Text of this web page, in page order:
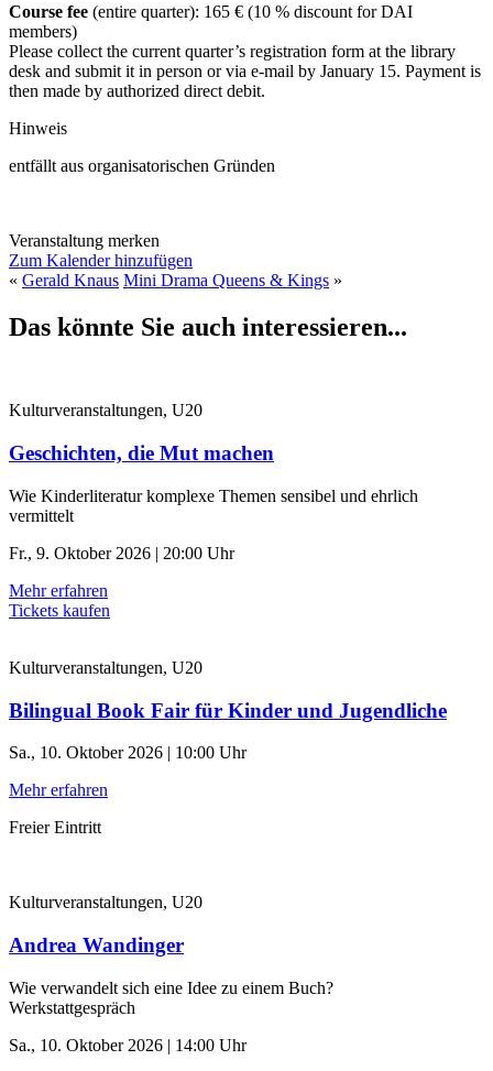
Course fee (entire quarter): 165 € (10 % discount for DAI
members)
Please collect the current quarter’s registration form at the library
desk and submit it in person or via e-mail by January 15. Payment is
then made by authorized direct debit.
Hinweis
entfällt aus organisatorischen Gründen
Veranstaltung merken
Zum Kalender hinzufügen
« Gerald Knaus Mini Drama Queens & Kings »
Das könnte Sie auch interessieren...
Kulturveranstaltungen, U20
Geschichten, die Mut machen
Wie Kinderliteratur komplexe Themen sensibel und ehrlich
vermittelt
Fr., 9. Oktober 2026 | 20:00 Uhr
Mehr erfahren
Tickets kaufen
Kulturveranstaltungen, U20
Bilingual Book Fair für Kinder und Jugendliche
Sa., 10. Oktober 2026 | 10:00 Uhr
Mehr erfahren
Freier Eintritt
Kulturveranstaltungen, U20
Andrea Wandinger
Wie verwandelt sich eine Idee zu einem Buch?
Werkstattgespräch
Sa., 10. Oktober 2026 | 14:00 Uhr